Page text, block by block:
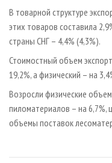
БИОЭНЕРГЕТИКА
ЦБП
ИНСТРУМЕНТ И
RUSSIAN FORESTRY
ГАЗЕТА
В товарной структуре
этих товаров составила
страны СНГ – 4,4% (4,3%).
Стоимостный объем
19,2%, а физический – на
Возросли физические
пиломатериалов – на 6,7%,
объемы поставок